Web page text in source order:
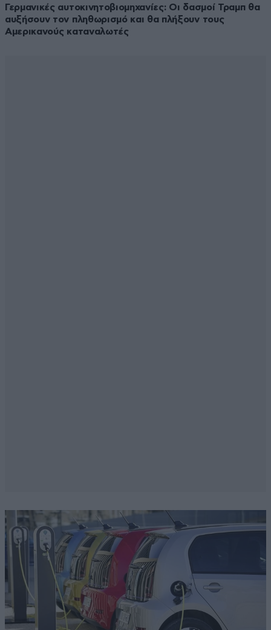
Γερμανικές αυτοκινητοβιομηχανίες: Οι δασμοί Τραμπ θα
αυξήσουν τον πληθωρισμό και θα πλήξουν τους
Αμερικανούς καταναλωτές